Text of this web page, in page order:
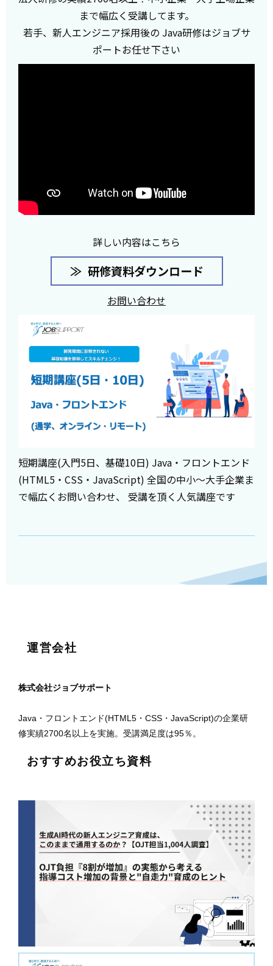
まで幅広く受講してます。
若手、新人エンジニア採用後の Java研修はジョブサ
ポートお任せ下さい
詳しい内容はこちら
研修資料ダウンロード
お問い合わせ
短期講座(入門5日、基礎10日) Java・フロントエンド
(HTML5・CSS・JavaScript) 全国の中小～大手企業ま
で幅広くお問い合わせ、 受講を頂く人気講座です
運営会社
株式会社ジョブサポート
Java・フロントエンド(HTML5・CSS・JavaScript)の企業研
修実績2700名以上を実施。受講満足度は95％。
おすすめお役立ち資料